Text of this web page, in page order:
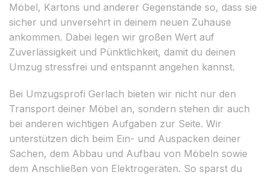
Möbel, Kartons und anderer Gegenstände so, dass sie
sicher und unversehrt in deinem neuen Zuhause
ankommen. Dabei legen wir großen Wert auf
Zuverlässigkeit und Pünktlichkeit, damit du deinen
Umzug stressfrei und entspannt angehen kannst.
Bei Umzugsprofi Gerlach bieten wir nicht nur den
Transport deiner Möbel an, sondern stehen dir auch
bei anderen wichtigen Aufgaben zur Seite. Wir
unterstützen dich beim Ein- und Auspacken deiner
Sachen, dem Abbau und Aufbau von Möbeln sowie
dem Anschließen von Elektrogeräten. So sparst du